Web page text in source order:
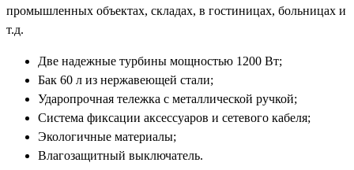
промышленных объектах, складах, в гостиницах, больницах и
т.д.
Две надежные турбины мощностью 1200 Вт;
Бак 60 л из нержавеющей стали;
Ударопрочная тележка с металлической ручкой;
Система фиксации аксессуаров и сетевого кабеля;
Экологичные материалы;
Влагозащитный выключатель.